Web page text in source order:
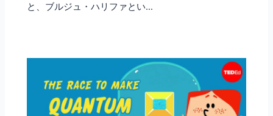
と、ブルジュ・ハリファとい…